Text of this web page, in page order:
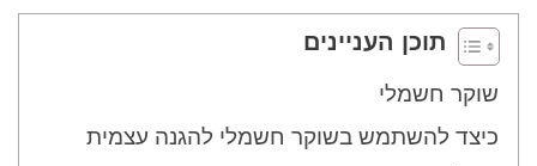
תוכן העניינים
שוקר חשמלי
כיצד להשתמש בשוקר חשמלי להגנה עצמית